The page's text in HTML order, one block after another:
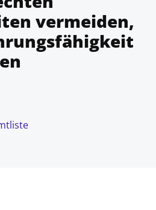
vermeiden,